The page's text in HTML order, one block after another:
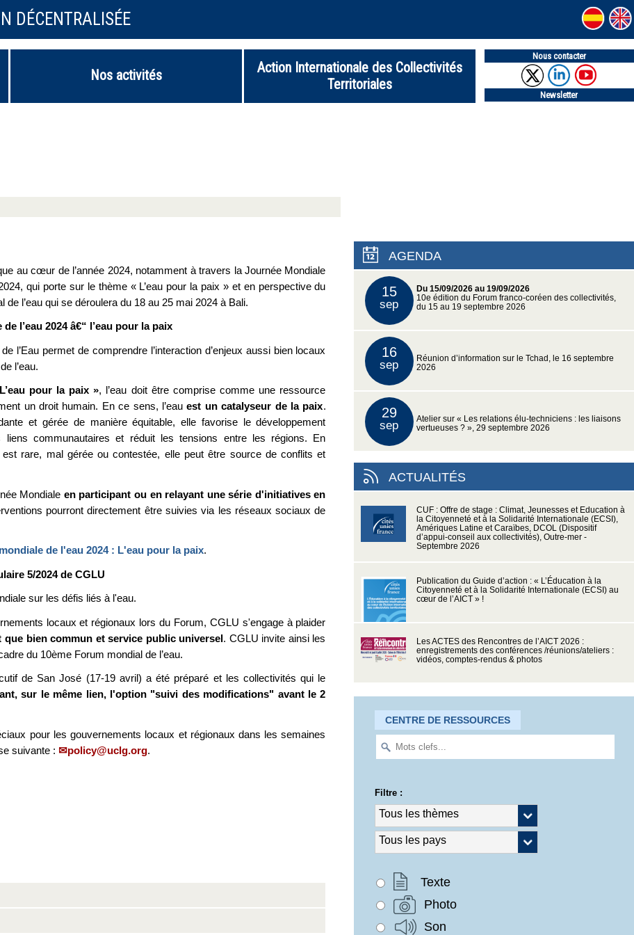
DÉCENTRALISÉE
Nos activités
Action Internationale des Collectivités
Territoriales
Nous contacter
Newsletter
au cœur de l’année 2024, notamment à travers la Journée Mondiale
qui porte sur le thème « L’eau pour la paix » et en perspective du
de l’eau qui se déroulera du 18 au 25 mai 2024 à Bali.
l’eau 2024 â€“ l’eau pour la paix
l’Eau permet de comprendre l’interaction d’enjeux aussi bien locaux
l’eau.
pour la paix », l’eau doit être comprise comme une ressource
un droit humain. En ce sens, l’eau est un catalyseur de la paix.
et gérée de manière équitable, elle favorise le développement
liens communautaires et réduit les tensions entre les régions. En
est rare, mal gérée ou contestée, elle peut être source de conflits et
Mondiale en participant ou en relayant une série d'initiatives en
pourront directement être suivies via les réseaux sociaux de
de l'eau 2024 : L'eau pour la paix.
5/2024 de CGLU
sur les défis liés à l'eau.
locaux et régionaux lors du Forum, CGLU s'engage à plaider
que bien commun et service public universel. CGLU invite ainsi les
du 10ème Forum mondial de l’eau.
de San José (17-19 avril) a été préparé et les collectivités qui le
sur le même lien, l'option "suivi des modifications" avant le 2
pour les gouvernements locaux et régionaux dans les semaines
suivante :
policy@uclg.org.
AGENDA
15
sep
Du 15/09/2026 au 19/09/2026
10e édition du Forum franco-coréen des collectivités,
du 15 au 19 septembre 2026
16
sep
Réunion d’information sur le Tchad, le 16 septembre
2026
29
sep
Atelier sur « Les relations élu-techniciens : les liaisons
vertueuses ? », 29 septembre 2026
ACTUALITÉS
CUF : Offre de stage : Climat, Jeunesses et Education à
la Citoyenneté et à la Solidarité Internationale (ECSI),
Amériques Latine et Caraïbes, DCOL (Dispositif
d’appui-conseil aux collectivités), Outre-mer -
Septembre 2026
Publication du Guide d’action : « L’Éducation à la
Citoyenneté et à la Solidarité Internationale (ECSI) au
cœur de l’AICT » !
Les ACTES des Rencontres de l’AICT 2026 :
enregistrements des conférences /réunions/ateliers :
vidéos, comptes-rendus & photos
CENTRE DE RESSOURCES
Filtre :
Texte
Photo
Son